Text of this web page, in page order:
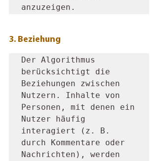
anzuzeigen.
3. Beziehung
Der Algorithmus
berücksichtigt die
Beziehungen zwischen
Nutzern. Inhalte von
Personen, mit denen ein
Nutzer häufig
interagiert (z. B.
durch Kommentare oder
Nachrichten), werden